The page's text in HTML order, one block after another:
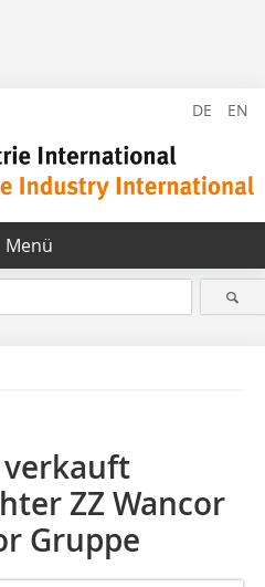
DE EN
Menü
ZZ Wancor
Gruppe